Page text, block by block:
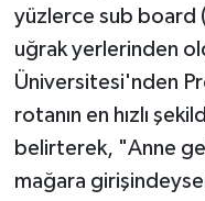
yüzlerce sub board
uğrak yerlerinden
Üniversitesi'nden
rotanın en hızlı
belirterek, "Anne
mağara